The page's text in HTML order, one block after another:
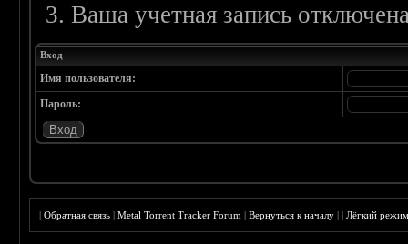
Ваша учетная запись
Вход
Имя пользователя:
Пароль:
|Обратная связь |Metal Torrent Tracker Forum |Вернуться к началу ||Лёгкий